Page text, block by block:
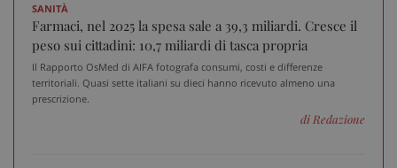
SANITÀ
Farmaci, nel 2025 la spesa sale a 39,3 miliardi. Cresce il
peso sui cittadini: 10,7 miliardi di tasca propria
Il Rapporto OsMed di AIFA fotografa consumi, costi e differenze
territoriali. Quasi sette italiani su dieci hanno ricevuto almeno una
prescrizione.
di Redazione
tracking-sites-ironfish-
www.sanitainformazione.it